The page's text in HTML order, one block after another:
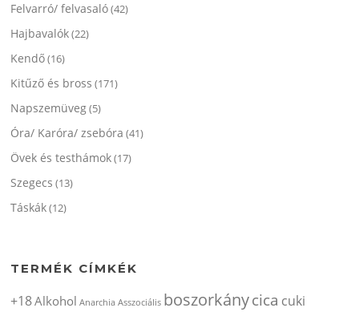
Felvarró/ felvasaló(42)
Hajbavalók(22)
Kendő(16)
Kitűző és bross (171)
Napszemüveg(5)
Óra/ Karóra/ zsebóra (41)
Övek és testhámok(17)
Szegecs (13)
Táskák(12)
TERMÉK CÍMKÉK
+18Alkohol Anarchia Asszociális boszorkánycica cuki